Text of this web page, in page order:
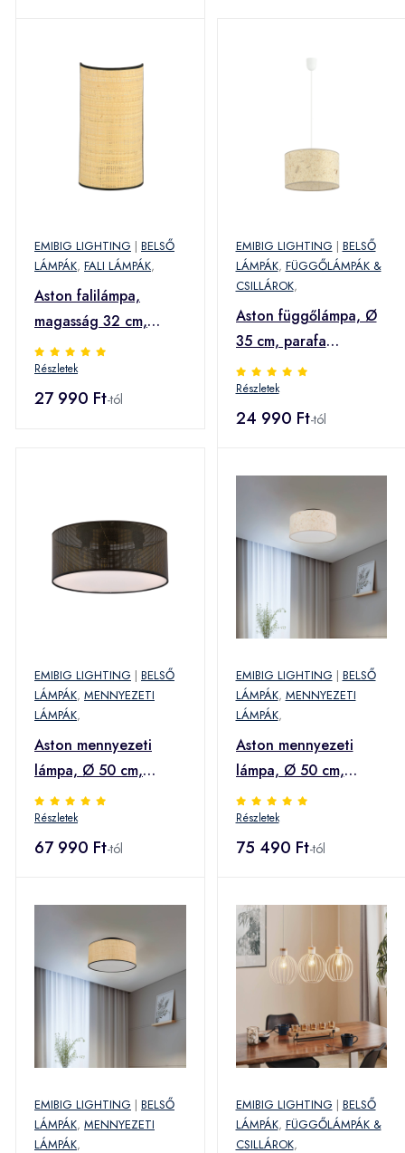
EMIBIG LIGHTING | BELSŐ
LÁMPÁK, FALI LÁMPÁK,
Aston falilámpa,
magasság 32 cm,
rattan megjelenés
Részletek
27 990 Ft-tól
EMIBIG LIGHTING | BELSŐ
LÁMPÁK, FÜGGŐLÁMPÁK &
CSILLÁROK,
Aston függőlámpa, Ø
35 cm, parafa
megjelenés
Részletek
24 990 Ft-tól
EMIBIG LIGHTING | BELSŐ
LÁMPÁK, MENNYEZETI
LÁMPÁK,
Aston mennyezeti
lámpa, Ø 50 cm,
fekete/arany
Részletek
67 990 Ft-tól
EMIBIG LIGHTING | BELSŐ
LÁMPÁK, MENNYEZETI
LÁMPÁK,
Aston mennyezeti
lámpa, Ø 50 cm,
parafa megjelenés
Részletek
75 490 Ft-tól
EMIBIG LIGHTING | BELSŐ
LÁMPÁK, MENNYEZETI
LÁMPÁK,
EMIBIG LIGHTING | BELSŐ
LÁMPÁK, FÜGGŐLÁMPÁK &
CSILLÁROK,